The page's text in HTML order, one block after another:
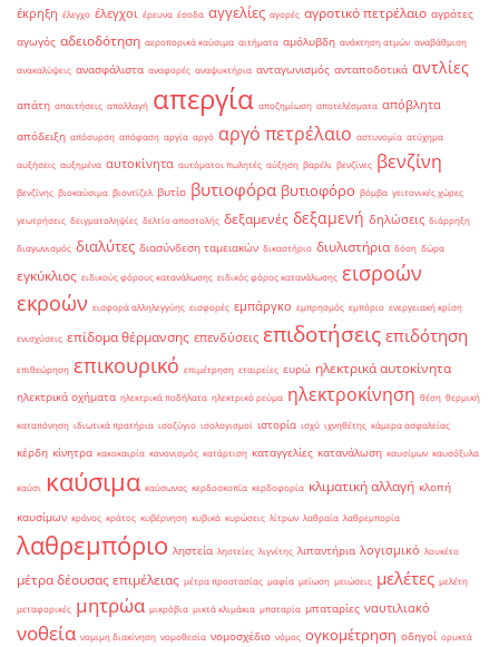
έκρηξη έλεγχο έλεγχοι έρευνα έσοδα αγγελίες αγορές αγροτικό πετρέλαιο αγρότες
αγωγός αδειοδότηση αεροπορικά καύσιμα αιτήματα αμόλυβδη ανάκτηση ατμών αναβάθμιση
ανακαλύψεις ανασφάλιστα αναφορές αναψυκτήρια ανταγωνισμός ανταποδοτικά αντλίες
απάτη απαιτήσεις απαλλαγή απεργία αποζημίωση αποτελέσματα απόβλητα
απόδειξη απόσυρση απόφαση αργία αργό αργό πετρέλαιο αστυνομία ατύχημα
αυξήσεις αυξημένα αυτοκίνητα αυτόματοι πωλητές αύξηση βαρέλι βενζίνες βενζίνη
βενζίνης βιοκαύσιμα βιοντίζελ βυτίο βυτιοφόρα βυτιοφόρο βόμβα γειτονικές χώρες
γεωτρήσεις δειγματοληψίες δελτίο αποστολής δεξαμενές δεξαμενή δηλώσεις διάρρηξη
διαγωνισμός διαλύτες διασύνδεση ταμειακών δικαστήριο διυλιστήρια δόση δώρα
εγκύκλιος ειδικούς φόρους κατανάλωσης ειδικός φόρος κατανάλωσης εισροών
εκροών εισφορά αλληλεγγύης εισφορές εμπάργκο εμπρησμός εμπόριο ενεργειακή κρίση
ενισχύσεις επίδομα θέρμανσης επενδύσεις επιδοτήσεις επιδότηση
επιθεώρηση επικουρικό επιμέτρηση εταιρείες ευρώ ηλεκτρικά αυτοκίνητα
ηλεκτρικά οχήματα ηλεκτρικά ποδήλατα ηλεκτρικό ρεύμα ηλεκτροκίνηση θέση θερμική
καταπόνηση ιδιωτικά πρατήρια ισοζύγιο ισολογισμοί ιστορία ισχύ ιχνηθέτης κάμερα ασφαλείας
κέρδη κίνητρα κακοκαιρία κανονισμός κατάρτιση καταγγελίες κατανάλωση καυσίμων καυσόξυλα
καύσι καύσιμα καύσωνας κερδοσκοπία κερδοφορία κλιματική αλλαγή κλοπή
καυσίμων κράνος κράτος κυβέρνηση κυβικά κυρώσεις λίτρων λαθραία λαθρεμπορία
λαθρεμπόριο ληστεία ληστείες λιγνίτης λιπαντήρια λογισμικό λουκέτο
μέτρα δέουσας επιμέλειας μέτρα προστασίας μαφία μείωση μειώσεις μελέτες μελέτη
μεταφορικές μητρώα μικρόβια μικτά κλιμάκια μπαταρία μπαταρίες ναυτιλιακό
νοθεία νομιμη διακίνηση νομοθεσία νομοσχέδιο νόμος ογκομέτρηση οδηγοί ορυκτά